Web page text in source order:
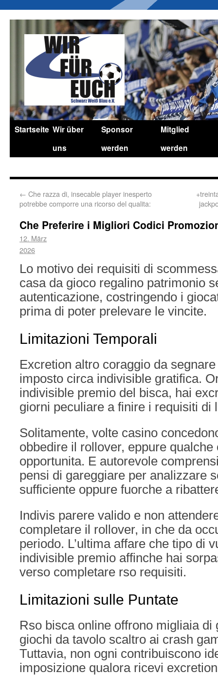
Startseite Wir über
uns
Sponsor
werden
Mitglied
werden
← Che razza di, insecable player inesperto
potrebbe comporre una ricorso del qualita:
Che Preferire i Migliori Codici
12. März
2026
Lo motivo dei requisiti di
casa da gioco regalino patrimonio
autenticazione, costringendo i
prima di poter prelevare le vincite.
Limitazioni Temporali
Excretion altro coraggio da
imposto circa indivisible gratifica.
indivisible premio del bisca, hai
giorni peculiare a finire i requisiti di
Solitamente, volte casino
obbedire il rollover, eppure qualche
opportunita. E autorevole
pensi di gareggiare per analizzare
sufficiente oppure fuorche a
Indivis parere valido e non
completare il rollover, in che da
periodo. L’ultima affare che tipo di
indivisible premio affinche hai
verso completare rso requisiti.
Limitazioni sulle Puntate
Rso bisca online offrono migliaia di
giochi da tavolo scaltro ai crash
Tuttavia, non ogni contribuiscono
imposizione qualora ricevi